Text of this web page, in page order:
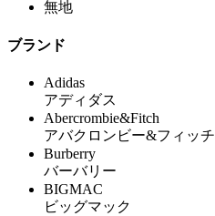
無地
ブランド
Adidas
アディダス
Abercrombie&Fitch
アバクロンビー&フィッチ
Burberry
バーバリー
BIGMAC
ビッグマック